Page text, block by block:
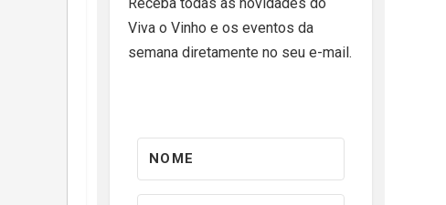
Viva o Vinho e os eventos da
semana diretamente no seu e-mail.